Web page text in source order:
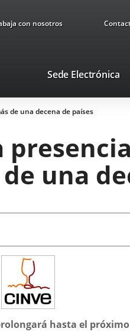
con nosotros
Sede Electrónica
de una decena de países
una
hasta el